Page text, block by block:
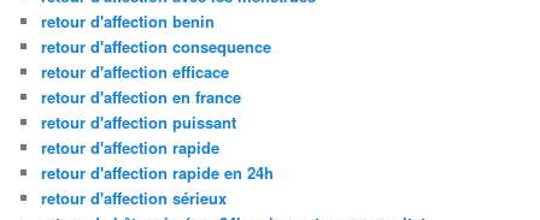
retour d'affection benin
retour d'affection consequence
retour d'affection efficace
retour d'affection en france
retour d'affection puissant
retour d'affection rapide
retour d'affection rapide en 24h
retour d'affection sérieux